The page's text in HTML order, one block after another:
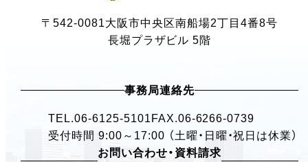
〒542-0081大阪市中央区南船場2丁目4番8号
長堀プラザビル 5階
事務局連絡先
TEL.06-6125-5101 FAX.06-6266-0739
受付時間 9:00～17:00 （土曜・日曜・祝日は休業）
お問い合わせ・資料請求